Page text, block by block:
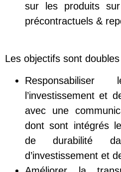
sur les produits
précontractuels &
Les objectifs sont doubles
l’investissement et
avec une
dont sont intégrés
de durabilité
d’investissement et